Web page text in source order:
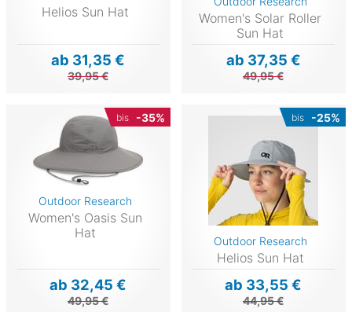
Helios Sun Hat
ab 31,35 €
39,95 €
Women's Solar Roller
Sun Hat
ab 37,35 €
49,95 €
bis -35%
Outdoor Research
Women's Oasis Sun
Hat
ab 32,45 €
49,95 €
bis -25%
Outdoor Research
Helios Sun Hat
ab 33,55 €
44,95 €